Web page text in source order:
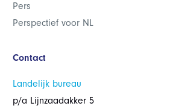
Pers
Perspectief voor NL
Contact
Landelijk bureau
p/a Lijnzaadakker 5